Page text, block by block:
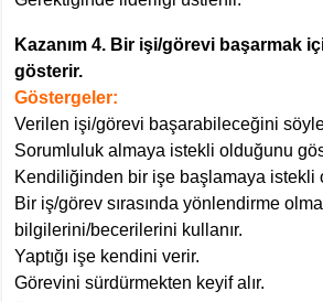
Kazanım 4. Bir işi/görevi başarmak
gösterir.
Göstergeler:
Verilen işi/görevi başarabileceğini
Sorumluluk almaya istekli olduğunu
Kendiliğinden bir işe başlamaya istekli
Bir iş/görev sırasında yönlendirme
bilgilerini/becerilerini kullanır.
Yaptığı işe kendini verir.
Görevini sürdürmekten keyif alır.